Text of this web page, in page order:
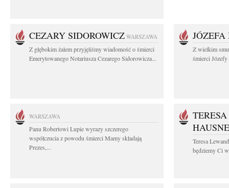
CEZARY SIDOROWICZ WARSZAWA
Z głębokim żalem przyjęliśmy wiadomość o śmierci
Emerytowanego Notariusza Cezarego Sidorowicza...
Z wielkim
śmierci
WARSZAWA
Panu Robertowi Lupie wyrazy szczerego
współczucia z powodu śmierci Mamy składają
Prezes,...
Teresa
będziemy Ci